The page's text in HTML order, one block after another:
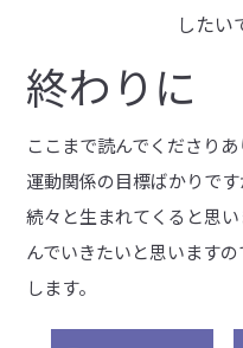
したい
終わりに
ここまで読んでくださり
運動関係の目標ばかりで
続々と生まれてくると思
んでいきたいと思います
します。